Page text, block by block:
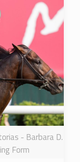
- Barbara D.
Form